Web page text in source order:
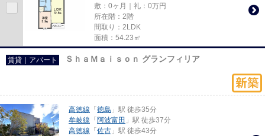
敷：0ヶ月｜礼：0万円
所在階：2階
間取り：2LDK
面積：54.23㎡
賃貸｜アパート ＳｈａＭａｉｓｏｎ グランフィリア
高徳線 「 徳島 」駅 徒歩35分
牟岐線 「 阿波富田 」駅 徒歩37分
高徳線 「 佐古 」駅 徒歩43分